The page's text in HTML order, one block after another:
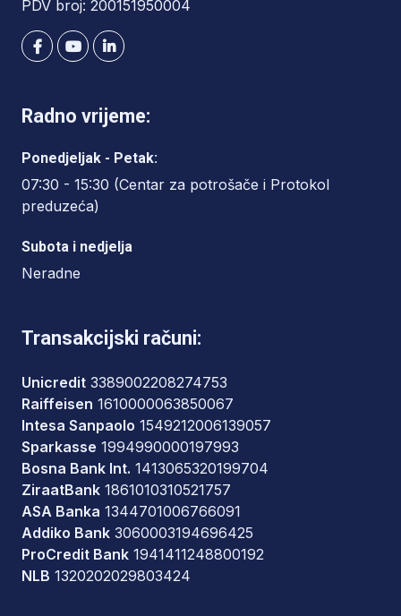
PDV broj: 200151950004
Radno vrijeme:
Ponedjeljak - Petak:
07:30 - 15:30 (Centar za potrošače i Protokol
preduzeća)
Subota i nedjelja
Neradne
Transakcijski računi:
Unicredit 3389002208274753
Raiffeisen 1610000063850067
Intesa Sanpaolo 1549212006139057
Sparkasse 1994990000197993
Bosna Bank Int. 1413065320199704
ZiraatBank 1861010310521757
ASA Banka 1344701006766091
Addiko Bank 3060003194696425
ProCredit Bank 1941411248800192
NLB 1320202029803424